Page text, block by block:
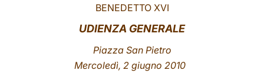
BENEDETTO XVI
UDIENZA GENERALE
Piazza San Pietro
Mercoledì, 2 giugno 2010